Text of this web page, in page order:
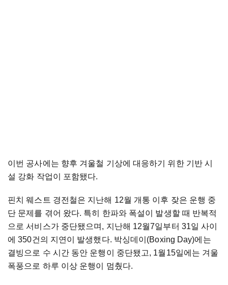
이번 공사에는 향후 겨울철 기상에 대응하기 위한 기반 시
설 강화 작업이 포함됐다.
핀치 웨스트 경전철은 지난해 12월 개통 이후 잦은 운행 중
단 문제를 겪어 왔다. 특히 한파와 폭설이 발생할 때 반복적
으로 서비스가 중단됐으며, 지난해 12월7일부터 31일 사이
에 350건의 지연이 발생했다. 박싱데이(Boxing Day)에는
결빙으로 수 시간 동안 운행이 중단됐고, 1월15일에는 겨울
폭풍으로 하루 이상 운행이 멈췄다.